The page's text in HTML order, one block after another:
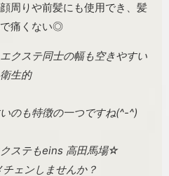
周りや前髪にも使用でき、髪
で痛くない◎
クステ同士の幅も空きやすい
生的
のも特徴の一つですね(^-^)
ステもeins 高田馬場☆
ェンしませんか？